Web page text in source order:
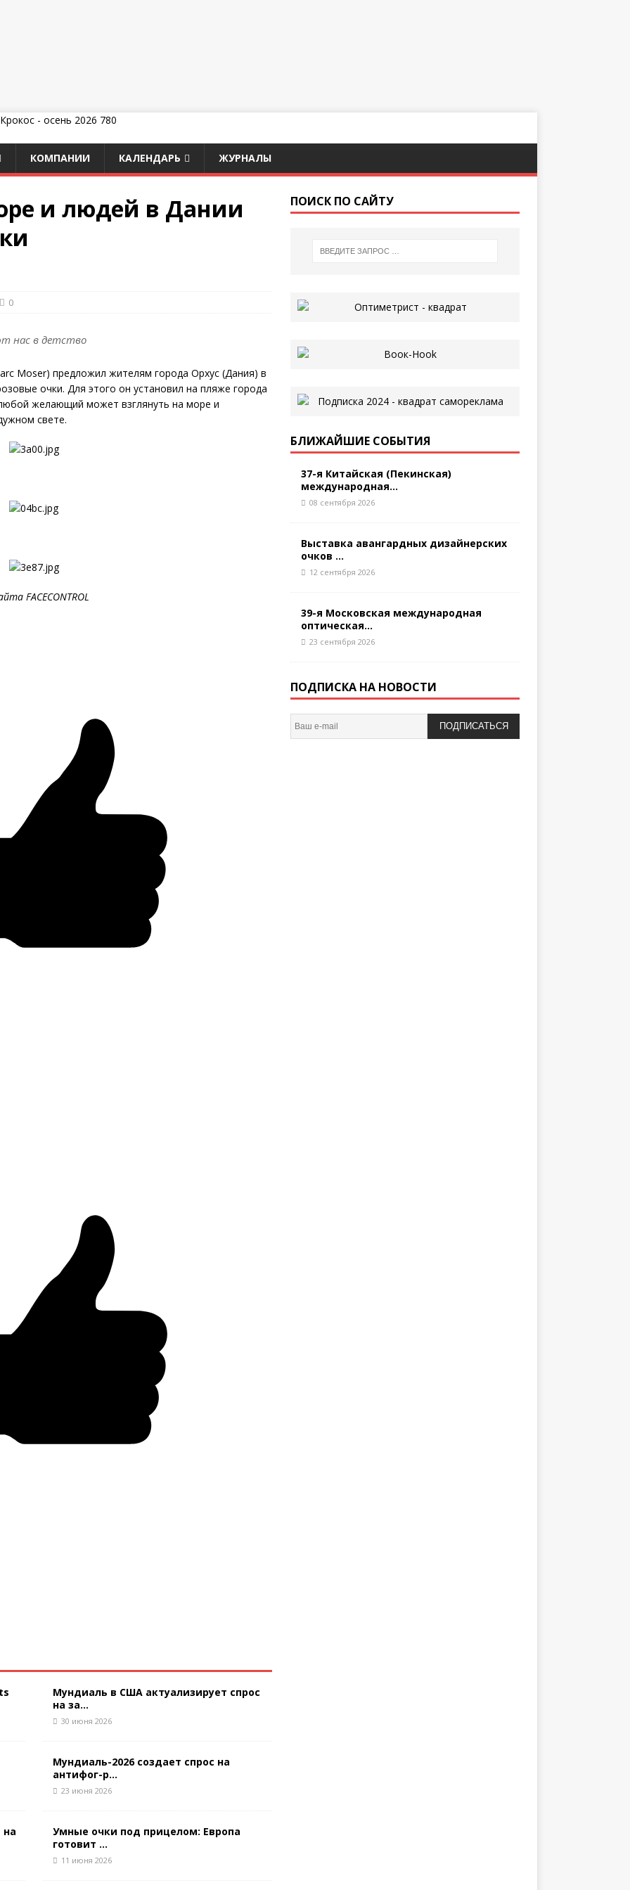
КОМПАНИИ КАЛЕНДАРЬ ЖУРНАЛЫ
и людей в Дании
0
нас в детство
Moser) предложил жителям города Орхус (Дания) в
очки. Для этого он установил на пляже города
желающий может взглянуть на море и
свете.
FACECONTROL
на
Мундиаль в США актуализирует спрос
на за...
30 июня 2026
Мундиаль-2026 создает спрос на
антифог-р...
23 июня 2026
Умные очки под прицелом: Европа
готовит ...
11 июня 2026
ПОИСК ПО САЙТУ
БЛИЖАЙШИЕ СОБЫТИЯ
37-я Китайская (Пекинская)
международная...
08 сентября 2026
Выставка авангардных дизайнерских
очков ...
12 сентября 2026
39-я Московская международная
оптическая...
23 сентября 2026
ПОДПИСКА НА НОВОСТИ
ПОДПИСАТЬСЯ